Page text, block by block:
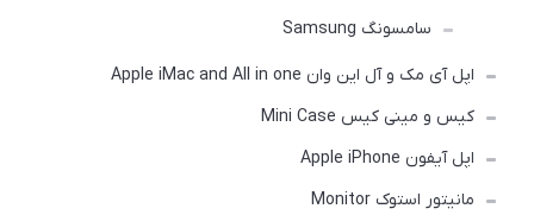
سامسونگ Samsung
اپل آی مک و آل این وان Apple iMac and All in one
کیس و مینی کیس Mini Case
اپل آیفون Apple iPhone
مانیتور استوک Monitor